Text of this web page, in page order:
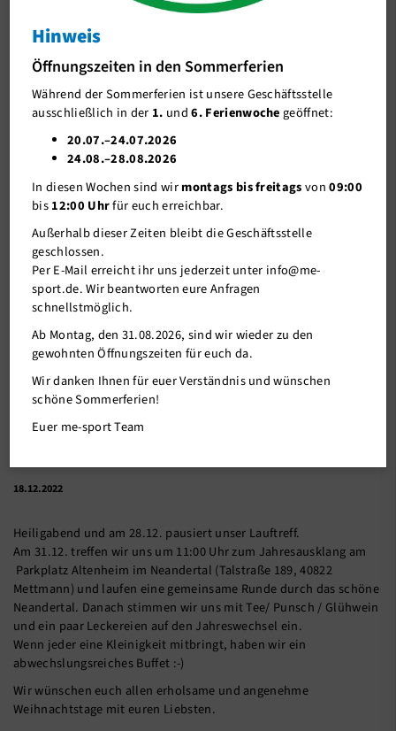
In der Weihnachtswoche pausieren wir
und lassen das Jahr am 31.12. mit einem
kleinen Lauf im Neandertal ausklingen
In der Weihnachtswoche pausieren wir und lassen das
Jahr am 31.12. mit einem kleinen Lauf im Neandertal
18.12.2022
Heiligabend und am 28.12. pausiert unser Lauftreff.
Am 31.12. treffen wir uns um 11:00 Uhr zum Jahresausklang am
Parkplatz Altenheim im Neandertal (Talstraße 189, 40822
Mettmann) und laufen eine gemeinsame Runde durch das schöne
Neandertal. Danach stimmen wir uns mit Tee/ Punsch / Glühwein
und ein paar Leckereien auf den Jahreswechsel ein.
Wenn jeder eine Kleinigkeit mitbringt, haben wir ein
abwechslungsreiches Buffet :-)
Wir wünschen euch allen erholsame und angenehme
Weihnachtstage mit euren Liebsten.
J-Team
Stellenangebote
Förderverein me-sport e.V.
Mitgliederservice
Verantwortung
Hinweis
Öffnungszeiten in den Sommerferien
Während der Sommerferien ist unsere Geschäftsstelle
ausschließlich in der 1. und6. Ferienwochegeöffnet:
20.07.–24.07.2026
24.08.–28.08.2026
In diesen Wochen sind wirmontags bis freitagsvon09:00
bis12:00 Uhrfür euch erreichbar.
Außerhalb dieser Zeiten bleibt die Geschäftsstelle
geschlossen.
Per E-Mail erreicht ihr uns jederzeit unter info@me-
sport.de. Wir beantworten eure Anfragen
schnellstmöglich.
Ab Montag, den 31.08.2026, sind wir wieder zu den
gewohnten Öffnungszeiten für euch da.
Wir danken Ihnen für euer Verständnis und wünschen
schöne Sommerferien!
Euer me-sport Team